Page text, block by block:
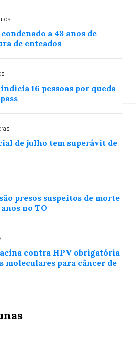
na
e Senado — de...
a 48 anos de
de enteados
16 pessoas por queda
de julho tem superávit de
presos suspeitos de morte
no TO
contra HPV obrigatória
moleculares para câncer de